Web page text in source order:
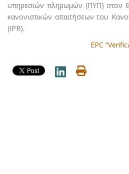
υπηρεσιών πληρωμών (ΠΥΠ) στον
κανονιστικών απαιτήσεων του
(IPR).
EPC